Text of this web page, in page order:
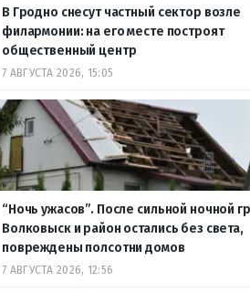
В Гродно снесут частный сектор возле
филармонии: на его месте построят
общественный центр
7 АВГУСТА 2026, 15:05
“Ночь ужасов”. После сильной ночной
Волковыск и район остались без света,
повреждены полсотни домов
7 АВГУСТА 2026, 12:56